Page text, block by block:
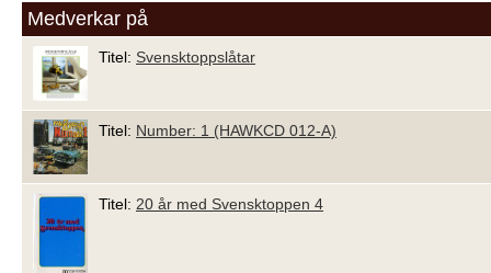
Medverkar på
Titel: Svensktoppslåtar
Titel: Number: 1 (HAWKCD 012-A)
Titel: 20 år med Svensktoppen 4